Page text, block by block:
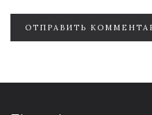
ОТПРАВИТЬ